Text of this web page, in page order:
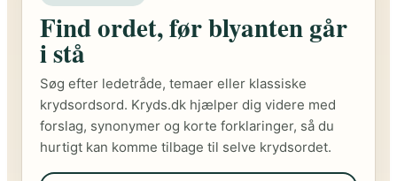
Find ordet, før blyanten går
i stå
Søg efter ledetråde, temaer eller klassiske
krydsordsord. Kryds.dk hjælper dig videre med
forslag, synonymer og korte forklaringer, så du
hurtigt kan komme tilbage til selve krydsordet.